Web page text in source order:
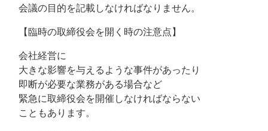
会議の目的を記載しなければなりません。
【臨時の取締役会を開く時の注意点】
会社経営に
大きな影響を与えるような事件があったり
即断が必要な業務がある場合など
緊急に取締役会を開催しなければならない
こともあります。